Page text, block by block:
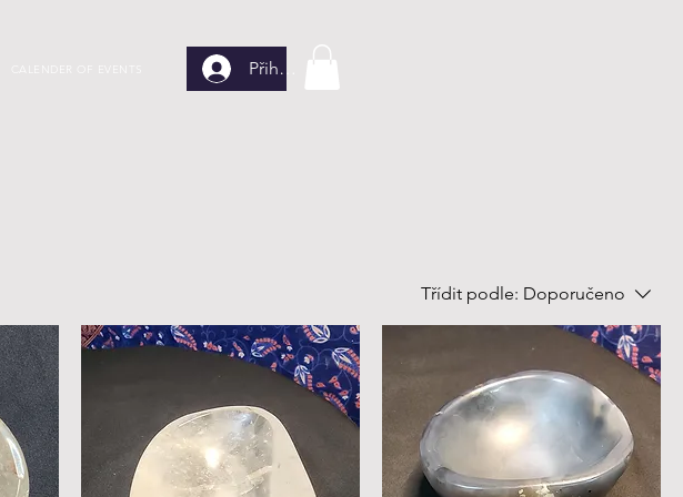
CALENDER OF EVENTS Přihlásit se
Třídit podle: Doporučeno